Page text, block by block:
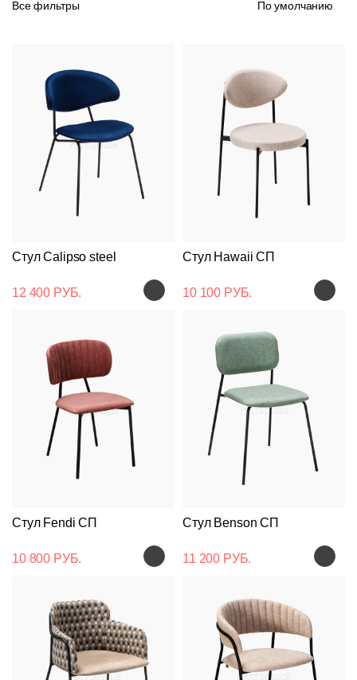
Все фильтры По умолчанию
Стул Calipso steel
12 400 РУБ.
Стул Hawaii СП
10 100 РУБ.
Стул Fendi СП
10 800 РУБ.
Стул Benson СП
11 200 РУБ.